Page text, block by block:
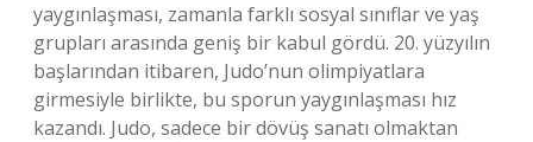
yaygınlaşması, zamanla farklı sosyal sınıflar ve yaş
grupları arasında geniş bir kabul gördü. 20. yüzyılın
başlarından itibaren, Judo’nun olimpiyatlara
girmesiyle birlikte, bu sporun yaygınlaşması hız
kazandı. Judo, sadece bir dövüş sanatı olmaktan